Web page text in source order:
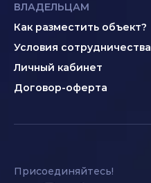
ВЛАДЕЛЬЦАМ
Как разместить объект?
Условия сотрудничества
Личный кабинет
Договор-оферта
Присоединяйтесь!